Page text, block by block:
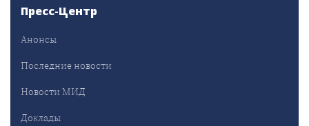
Пресс-Центр
Анонсы
Последние новости
Новости МИД
Доклады